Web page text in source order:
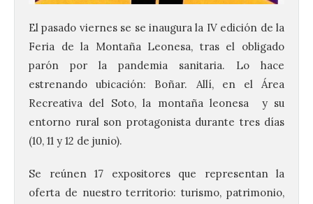
El pasado viernes se se inaugura la IV edición de la
Feria de la Montaña Leonesa, tras el obligado
parón por la pandemia sanitaria. Lo hace
estrenando ubicación: Boñar. Allí, en el Área
Recreativa del Soto, la montaña leonesa y su
entorno rural son protagonista durante tres días
(10, 11 y 12 de junio).
Se reúnen 17 expositores que representan la
oferta de nuestro territorio: turismo, patrimonio,